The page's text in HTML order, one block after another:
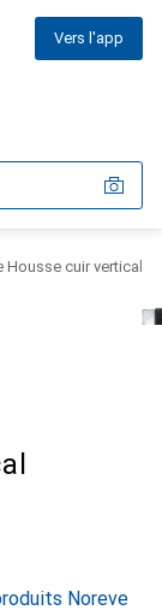
Vers l'app
Housse cuir vertical
Noreve